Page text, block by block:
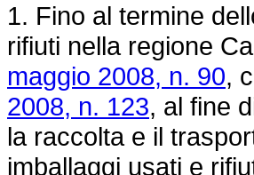
1. Fino al termine
rifiuti nella regione
maggio 2008, n. 90,
2008, n. 123, al fine
la raccolta e il
imballaggi usati e